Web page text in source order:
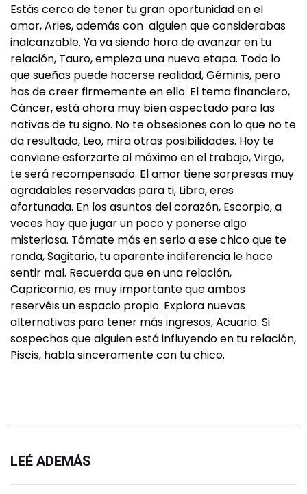
Estás cerca de tener tu gran oportunidad en el
amor, Aries, además con alguien que considerabas
inalcanzable. Ya va siendo hora de avanzar en tu
relación, Tauro, empieza una nueva etapa. Todo lo
que sueñas puede hacerse realidad, Géminis, pero
has de creer firmemente en ello. El tema financiero,
Cáncer, está ahora muy bien aspectado para las
nativas de tu signo. No te obsesiones con lo que no te
da resultado, Leo, mira otras posibilidades. Hoy te
conviene esforzarte al máximo en el trabajo, Virgo,
te será recompensado. El amor tiene sorpresas muy
agradables reservadas para ti, Libra, eres
afortunada. En los asuntos del corazón, Escorpio, a
veces hay que jugar un poco y ponerse algo
misteriosa. Tómate más en serio a ese chico que te
ronda, Sagitario, tu aparente indiferencia le hace
sentir mal. Recuerda que en una relación,
Capricornio, es muy importante que ambos
reservéis un espacio propio. Explora nuevas
alternativas para tener más ingresos, Acuario. Si
sospechas que alguien está influyendo en tu relación,
Piscis, habla sinceramente con tu chico.
LEÉ ADEMÁS